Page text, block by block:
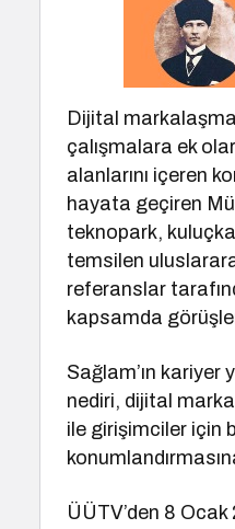
Dijital
çalışmalara ek
alanlarını içeren
hayata geçiren
teknopark, kuluçka
temsilen
referanslar
kapsamda
Sağlam’ın
nediri, dijital
ile girişimciler için
ÜÜTV’den 8